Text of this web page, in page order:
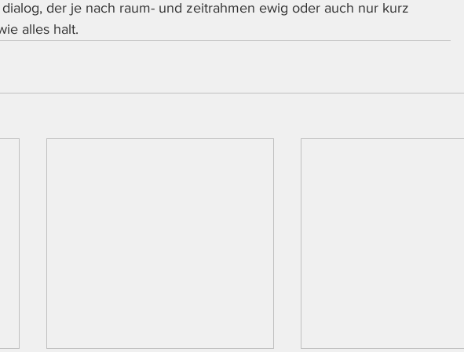
der je nach raum- und zeitrahmen ewig oder auch nur kurz
alles halt.